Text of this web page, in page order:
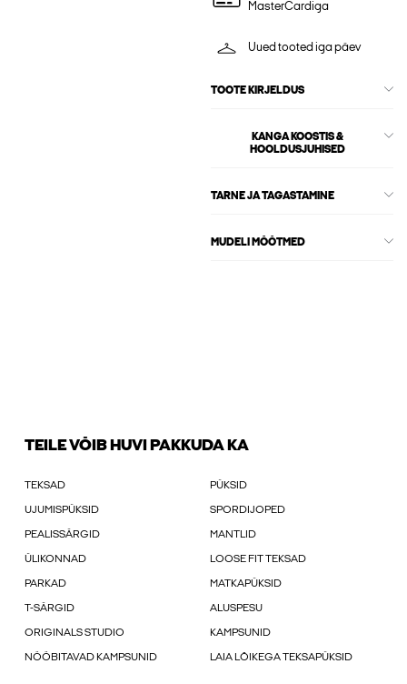
MasterCardiga
Uued tooted iga päev
TOOTE KIRJELDUS
KANGA KOOSTIS &
HOOLDUSJUHISED
TARNE JA TAGASTAMINE
MUDELI MÕÕTMED
TEILE VÕIB HUVI PAKKUDA KA
TEKSAD PÜKSID
UJUMISPÜKSID SPORDIJOPED
PEALISSÄRGID MANTLID
ÜLIKONNAD LOOSE FIT TEKSAD
PARKAD MATKAPÜKSID
T-SÄRGID ALUSPESU
ORIGINALS STUDIO KAMPSUNID
NÖÖBITAVAD KAMPSUNID LAIA LÕIKEGA TEKSAPÜKSID